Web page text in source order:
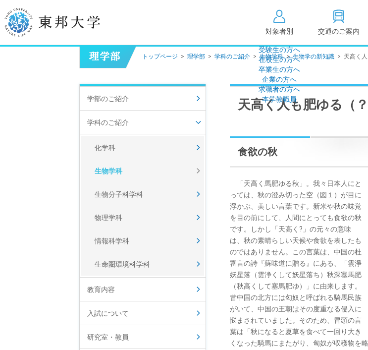
対象者別
受験生の方へ
在校生の方へ
卒業生の方へ
企業の方へ
求職者の方へ
本学教職員
交通のご案内
学長挨拶
建学の精神/教育の理念
校歌
東邦大学学則・
教育憲章
（教学に関する方針）
大学情報の公開
情報公開
キャンパス敷地建
個人情報の取り
トップページ > 理学部 > 学科のご紹介 >生物学科>生物学の新知識 > 天高く
天高く人も肥ゆる（
食欲の秋
「天高く馬肥ゆる秋」。我々日本人にと
っては、秋の澄み切った空（図１）が目に
浮かぶ、美しい言葉です。新米や秋の味覚
を目の前にして、人間にとっても食欲の秋
です。しかし「天高く?」の元々の意味
は、秋の素晴らしい天候や食欲を表したも
のではありません。この言葉は、中国の杜
審言の詩『蘇味道に贈る』にある、「雲淨
妖星落（雲浄くして妖星落ち）秋深塞馬肥
（秋高くして塞馬肥ゆ）」に由来します。
昔中国の北方には匈奴と呼ばれる騎馬民族
がいて、中国の王朝はその度重なる侵入に
悩まされていました。そのため、冒頭の言
葉は「秋になると夏草を食べて一回り大き
くなった騎馬にまたがり、匈奴が収穫物を
学部のご紹介
学科のご紹介
化学科
生物学科
生物分子科学科
物理学科
情報科学科
生命圏環境科学科
教育内容
入試について
研究室・教員